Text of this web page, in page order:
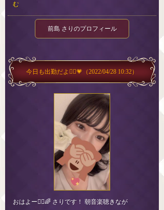
む
前島 さりのプロフィール
今日も出勤だよ🙋‍♀️💗 （2022/04/28 10:32）
おはよー🙋‍♀️🌈 さりです！ 朝音楽聴きなが